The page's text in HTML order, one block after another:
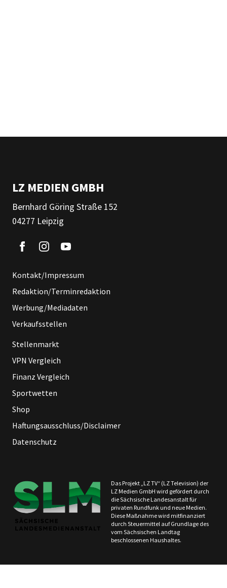
LZ MEDIEN GMBH
Bernhard Göring Straße 152
04277 Leipzig
Kontakt/Impressum
Redaktion/Terminredaktion
Werbung/Mediadaten
Verkaufsstellen
Stellenmarkt
VPN Vergleich
Finanz Vergleich
Sportwetten
Shop
Haftungsausschluss/Disclaimer
Datenschutz
Das Projekt „LZ TV“ (LZ Television) der
LZ Medien GmbH wird gefördert durch
die Sächsische Landesanstalt für
privaten Rundfunk und neue Medien.
Diese Maßnahme wird mitfinanziert
durch Steuermittel auf Grundlage des
vom Sächsischen Landtag
beschlossenen Haushaltes.